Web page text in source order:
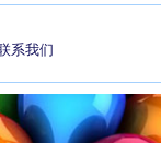
系我们